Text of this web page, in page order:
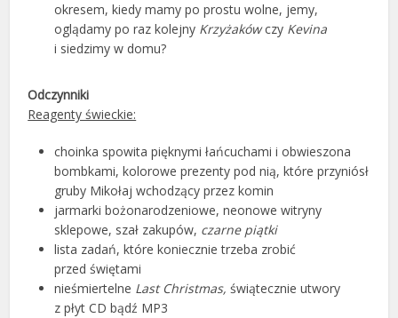
okresem, kiedy mamy po prostu wolne, jemy,
oglądamy po raz kolejny Krzyżakówczy Kevina
i siedzimy w domu?
Odczynniki
Reagenty świeckie:
choinka spowita pięknymi łańcuchami i obwieszona
bombkami, kolorowe prezenty pod nią, które przyniósł
gruby Mikołaj wchodzący przez komin
jarmarki bożonarodzeniowe, neonowe witryny
sklepowe, szał zakupów, czarne piątki
lista zadań, które koniecznie trzeba zrobić
przed świętami
nieśmiertelne Last Christmas, świątecznie utwory
z płyt CD bądź MP3